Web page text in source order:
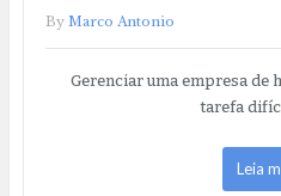
By Marco Antonio
Gerenciar uma empresa de
tarefa
Leia